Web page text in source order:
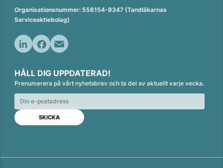
Organisationsnummer: 556154-8347 (Tandläkarnas
Serviceaktiebolag)
n
k
e
d
n
c
e
b
o
o
k
a
i
l
HÅLL DIG UPPDATERAD!
Prenumerera på vårt nyhetsbrev och ta del av aktuellt varje vecka.